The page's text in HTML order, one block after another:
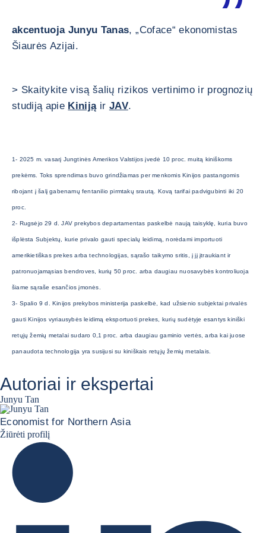
akcentuoja Junyu Tanas, „Coface“ ekonomistas
Šiaurės Azijai.
> Skaitykite visą šalių rizikos vertinimo ir prognozių
studiją apie Kinijąir JAV.
1- 2025 m. vasarį Jungtinės Amerikos Valstijos įvedė 10 proc. muitą kiniškoms
prekėms. Toks sprendimas buvo grindžiamas per menkomis Kinijos pastangomis
ribojant į šalį gabenamų fentanilio pirmtakų srautą. Kovą tarifai padvigubinti iki 20
proc.
2- Rugsėjo 29 d. JAV prekybos departamentas paskelbė naują taisyklę, kuria buvo
išplėsta Subjektų, kurie privalo gauti specialų leidimą, norėdami importuoti
amerikietiškas prekes arba technologijas, sąrašo taikymo sritis, į jį įtraukiant ir
patronuojamąsias bendroves, kurių 50 proc. arba daugiau nuosavybės kontroliuoja
šiame sąraše esančios įmonės.
3- Spalio 9 d. Kinijos prekybos ministerija paskelbė, kad užsienio subjektai privalės
gauti Kinijos vyriausybės leidimą eksportuoti prekes, kurių sudėtyje esantys kiniški
retųjų žemių metalai sudaro 0,1 proc. arba daugiau gaminio vertės, arba kai juose
panaudota technologija yra susijusi su kiniškais retųjų žemių metalais.
Autoriai ir ekspertai
Junyu Tan
Economist for Northern Asia
Žiūrėti profilį